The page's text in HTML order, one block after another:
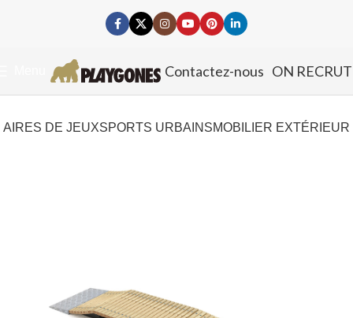
Contactez-nous ON
AIRES DE JEUXSPORTS URBAINSMOBILIER EXTÉRIEUR